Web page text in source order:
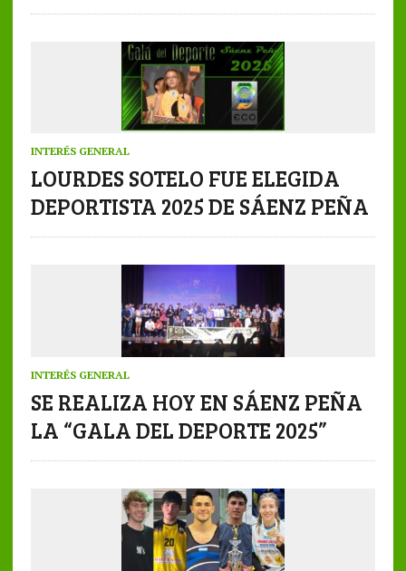
INTERÉS GENERAL
LOURDES SOTELO FUE ELEGIDA
DEPORTISTA 2025 DE SÁENZ PEÑA
INTERÉS GENERAL
SE REALIZA HOY EN SÁENZ PEÑA
LA “GALA DEL DEPORTE 2025”